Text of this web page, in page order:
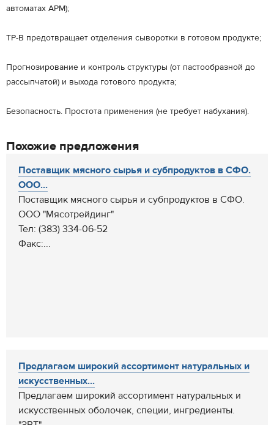
автоматах АРМ);
ТР-В предотвращает отделения сыворотки в готовом продукте;
Прогнозирование и контроль структуры (от пастообразной до
рассыпчатой) и выхода готового продукта;
Безопасность. Простота применения (не требует набухания).
Похожие предложения
Поставщик мясного сырья и субпродуктов в СФО.
ООО...
Поставщик мясного сырья и субпродуктов в СФО.
ООО "Мясотрейдинг"
Тел: (383) 334-06-52
Факс:...
Предлагаем широкий ассортимент натуральных и
искусственных...
Предлагаем широкий ассортимент натуральных и
искусственных оболочек, специи, ингредиенты.